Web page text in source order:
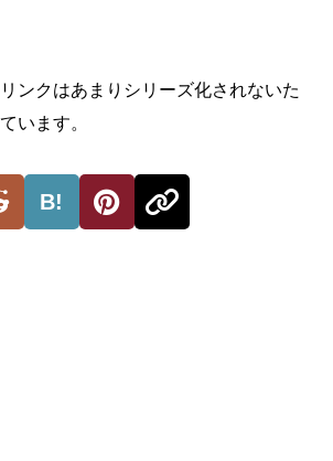
ンクはあまりシリーズ化されないた
います。
B!